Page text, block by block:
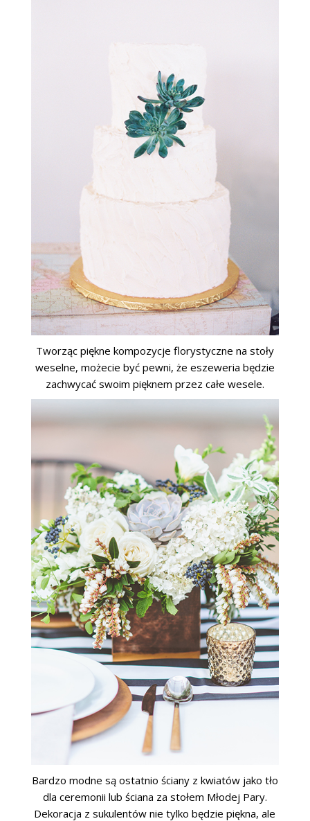
Tworząc piękne kompozycje florystyczne na stoły
weselne, możecie być pewni, że eszeweria będzie
zachwycać swoim pięknem przez całe wesele.
Bardzo modne są ostatnio ściany z kwiatów jako tło
dla ceremonii lub ściana za stołem Młodej Pary.
Dekoracja z sukulentów nie tylko będzie piękna, ale